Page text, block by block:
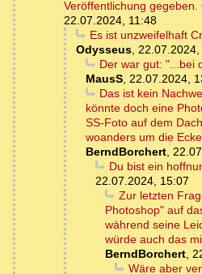
Veröffentlichung gegeben.
22.07.2024, 11:48
Es ist unzweifelhaft
Odysseus, 22.07.2024,
Der war gut: "...bei
MausS, 22.07.2024,
Das ist kein
könnte doch eine
SS-Foto auf dem
woanders um die
BerndBorchert,
Du bist ein
22.07.2024, 15:07
Zur letzten
Photoshop" auf
während seine
würde auch das
BerndBorchert,
Wäre aber